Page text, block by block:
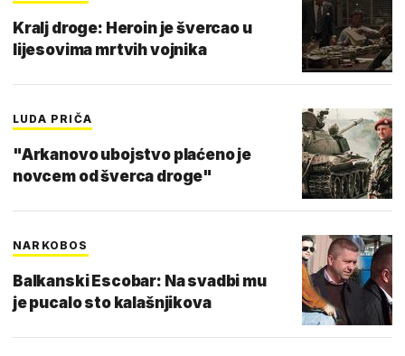
Kralj droge: Heroin je švercao u
lijesovima mrtvih vojnika
LUDA PRIČA
"Arkanovo ubojstvo plaćeno je
novcem od šverca droge"
NARKOBOS
Balkanski Escobar: Na svadbi mu
je pucalo sto kalašnjikova